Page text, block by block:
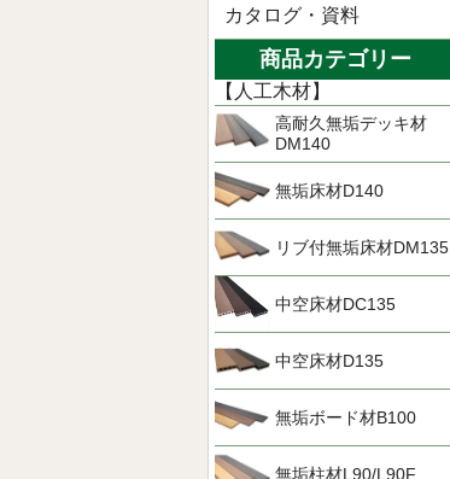
カタログ・資料
商品カテゴリー
【人工木材】
高耐久無垢デッキ材
DM140
無垢床材D140
リブ付無垢床材DM135
中空床材DC135
中空床材D135
無垢ボード材B100
無垢柱材L90/L90F